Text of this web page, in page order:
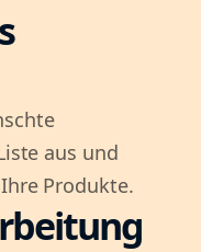
aus und
Produkte.